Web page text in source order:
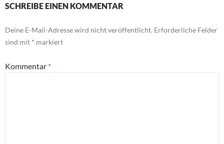
SCHREIBE EINEN KOMMENTAR
Deine E-Mail-Adresse wird nicht veröffentlicht. Erforderliche Felder
sind mit * markiert
Kommentar *